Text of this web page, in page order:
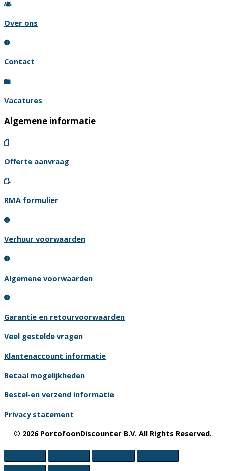
Over ons
Contact
Vacatures
Algemene informatie
Offerte aanvraag
RMA formulier
Verhuur voorwaarden
Algemene voorwaarden
Garantie en retourvoorwaarden
Veel gestelde vragen
Klantenaccount informatie
Betaal mogelijkheden
Bestel-en verzend informatie
Privacy statement
© 2026 PortofoonDiscounter B.V. All Rights Reserved.